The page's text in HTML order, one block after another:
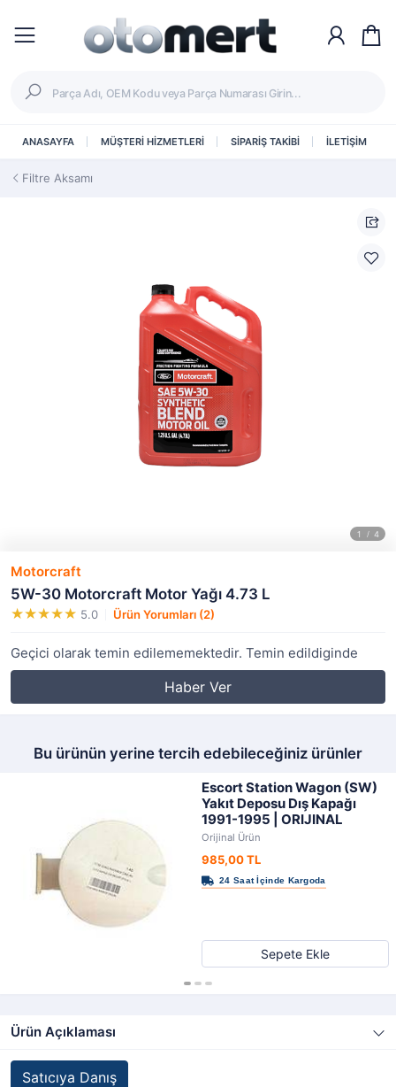
ANASAYFA MÜŞTERİ HİZMETLERİ SİPARİŞ TAKİBİ İLETİŞİM
Filtre Aksamı
Motorcraft
5W-30 Motorcraft Motor Yağı 4.73 L
5.0 Ürün Yorumları (2)
Geçici olarak temin edilememektedir. Temin edildiginde
Haber Ver
Bu ürünün yerine tercih edebileceğiniz ürünler
Escort Station Wagon (SW)
Yakıt Deposu Dış Kapağı
1991-1995 | ORIJINAL
Orijinal Ürün
985,00 TL
Sepete Ekle
Ürün Açıklaması
Satıcıya Danış